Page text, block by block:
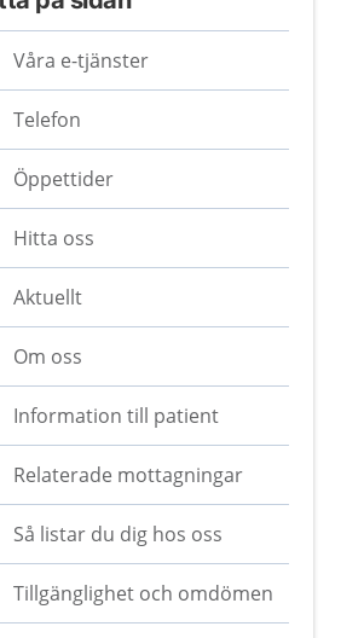
Våra e-tjänster
Telefon
Öppettider
Hitta oss
Aktuellt
Om oss
Information till patient
Relaterade mottagningar
Så listar du dig hos oss
Tillgänglighet och omdömen